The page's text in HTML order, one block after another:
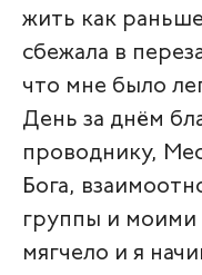
жить как
сбежала в
что мне было
День за днём
проводнику,
Бога,
группы и моими
мягчело и я